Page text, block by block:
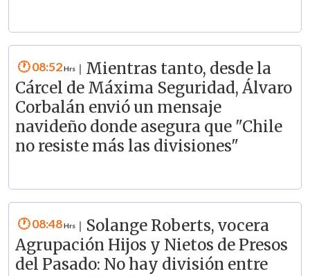
08:52
Mientras tanto, desde la
Cárcel de Máxima Seguridad, Álvaro
Corbalán envió un mensaje
navideño donde asegura que "Chile
no resiste más las divisiones"
08:48
Solange Roberts, vocera
Agrupación Hijos y Nietos de Presos
del Pasado: No hay división entre